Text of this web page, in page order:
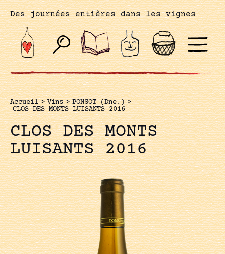
Des journées entières dans les vignes
Accueil > Vins > PONSOT (Dne.) >
CLOS DES MONTS LUISANTS 2016
CLOS DES MONTS
LUISANTS 2016